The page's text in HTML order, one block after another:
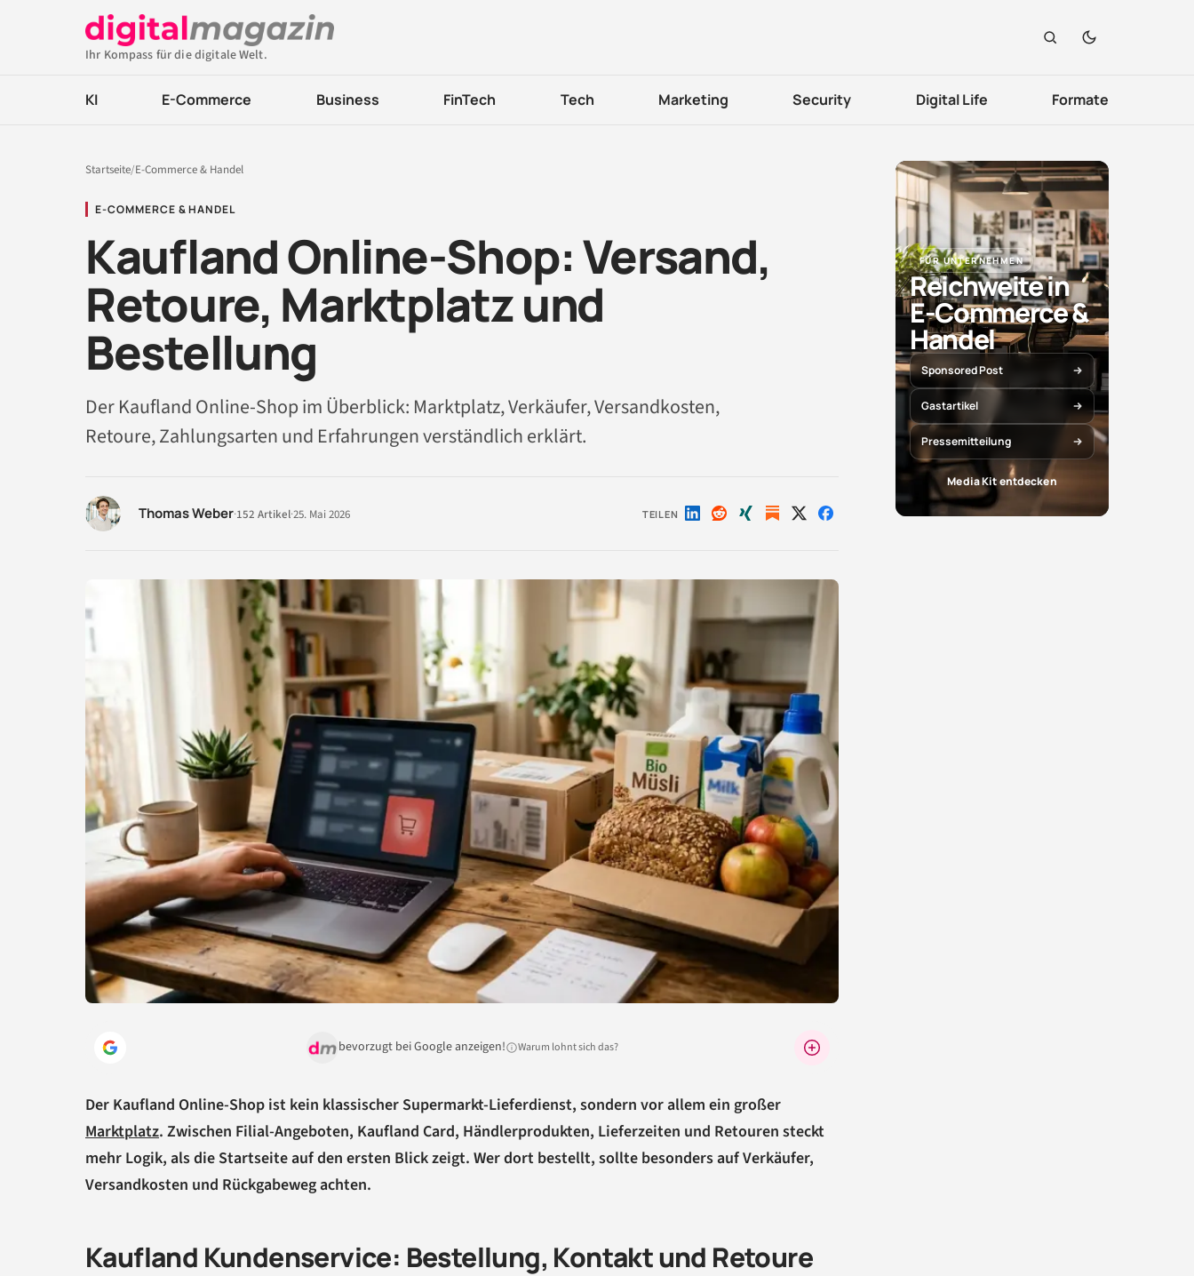
Ihr Kompass für die digitale Welt.
KI E-Commerce Business FinTech Tech Marketing Security Digital Life Formate
Startseite/E-Commerce & Handel
E-COMMERCE & HANDEL
Kaufland Online-Shop: Versand,
Retoure, Marktplatz und
Bestellung
Der Kaufland Online-Shop im Überblick: Marktplatz, Verkäufer, Versandkosten,
Retoure, Zahlungsarten und Erfahrungen verständlich erklärt.
Thomas Weber·152 Artikel·25. Mai 2026 TEILEN Auf Auf Auf Auf Auf
bevorzugt bei Google anzeigen! Warum lohnt sich das?
Der Kaufland Online-Shop ist kein klassischer Supermarkt-Lieferdienst, sondern vor allem ein großer
Marktplatz. Zwischen Filial-Angeboten, Kaufland Card, Händlerprodukten, Lieferzeiten und Retouren steckt
mehr Logik, als die Startseite auf den ersten Blick zeigt. Wer dort bestellt, sollte besonders auf Verkäufer,
Versandkosten und Rückgabeweg achten.
Kaufland Kundenservice: Bestellung, Kontakt und Retoure
FÜR UNTERNEHMEN
Reichweite in
E-Commerce &
Handel
Sponsored Post
Gastartikel
Pressemitteilung
Media Kit entdecken